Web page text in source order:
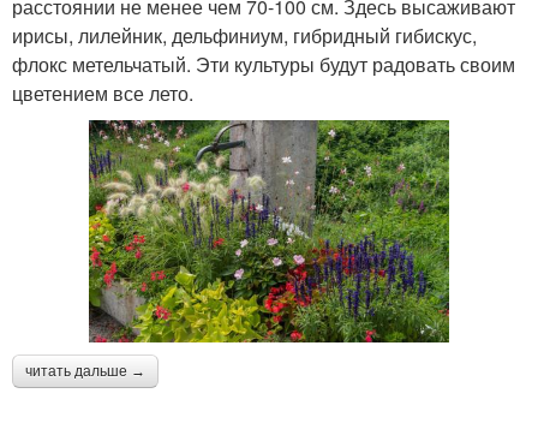
расстоянии не менее чем 70-100 см. Здесь высаживают
ирисы, лилейник, дельфиниум, гибридный гибискус,
флокс метельчатый. Эти культуры будут радовать своим
цветением все лето.
читать дальше →